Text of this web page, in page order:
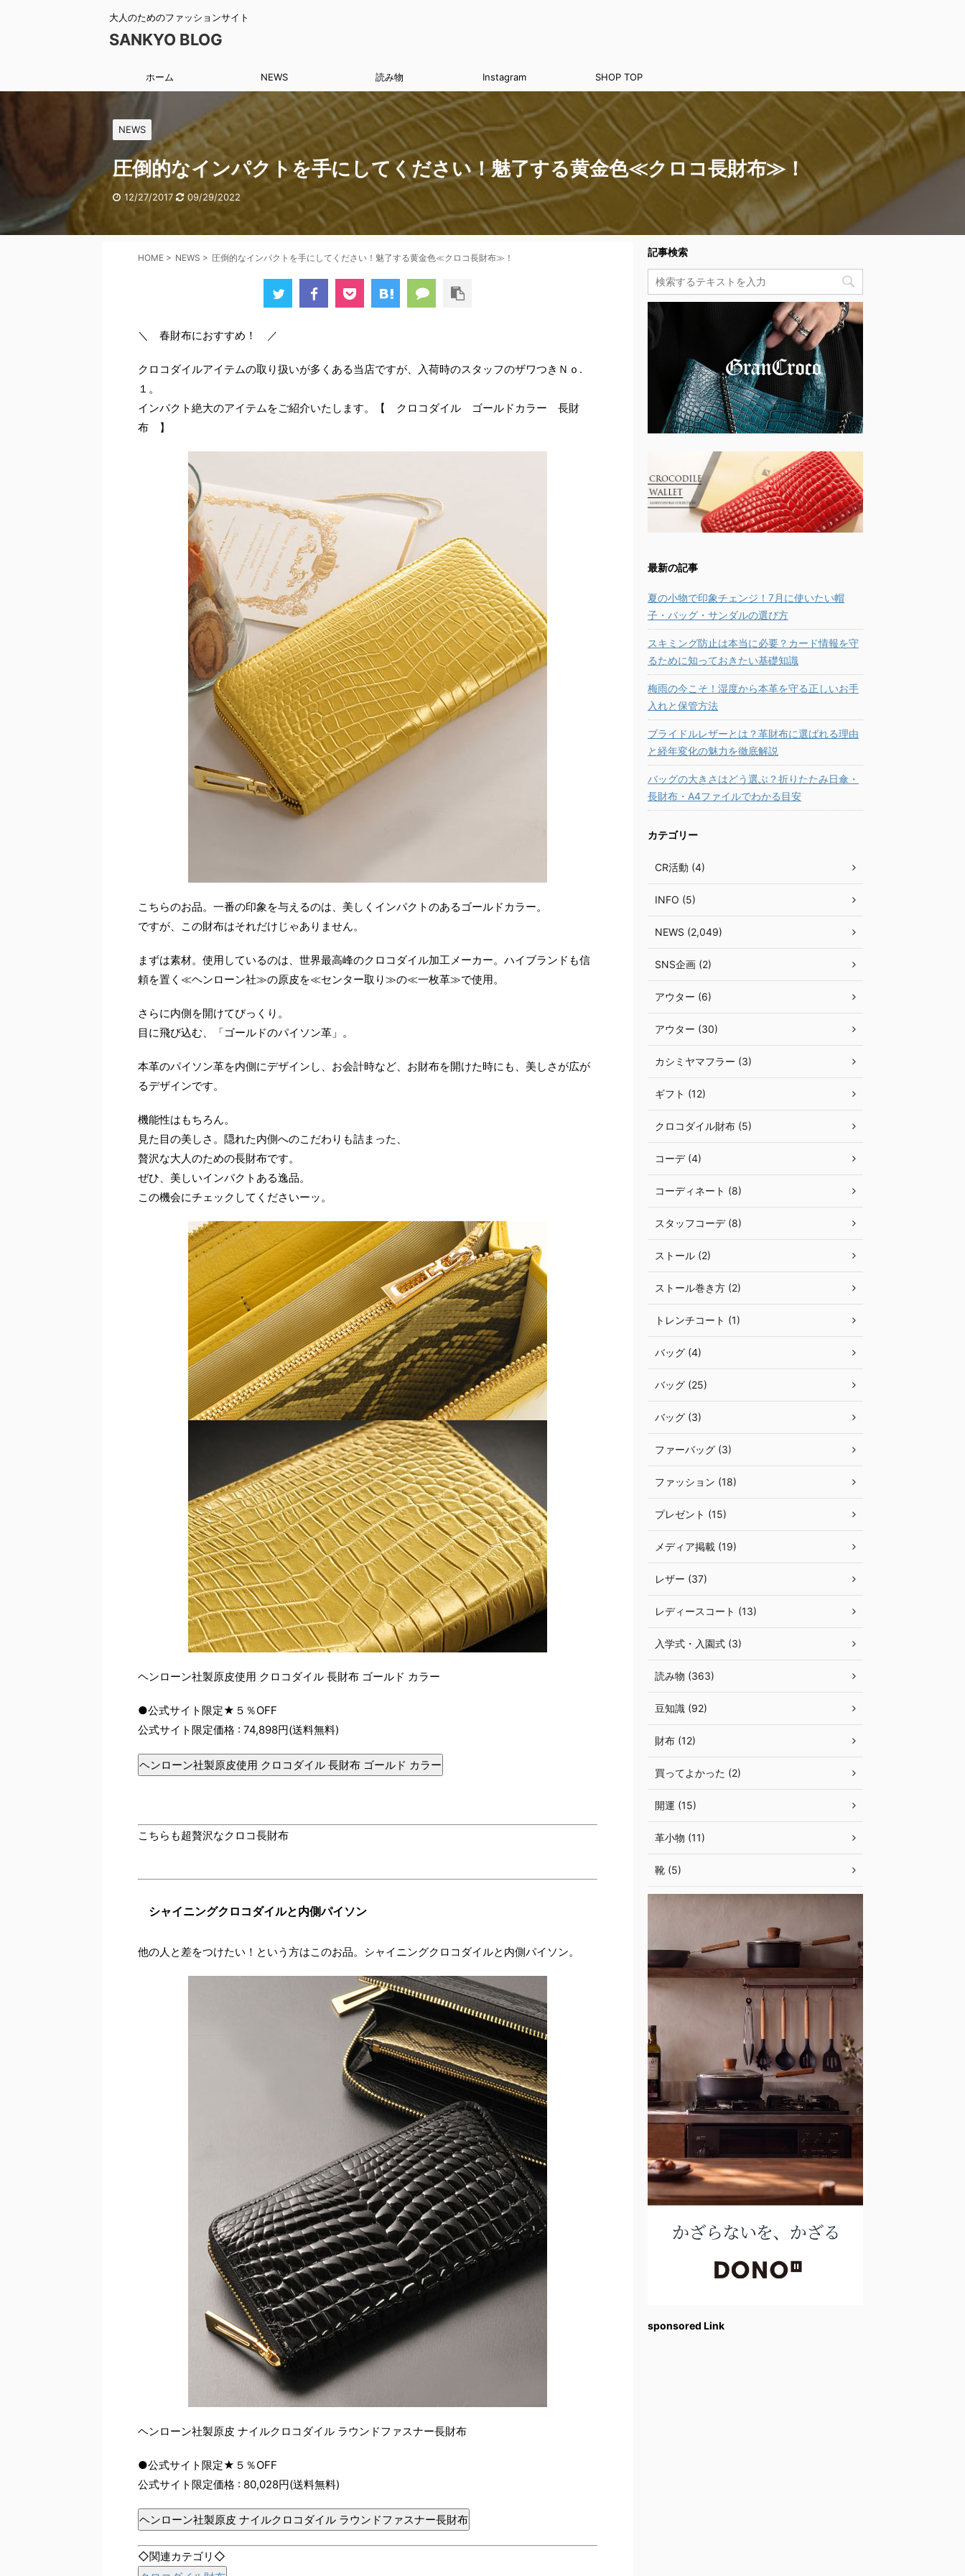
大人のためのファッションサイト
SANKYO BLOG
ホーム NEWS 読み物 Instagram SHOP TOP
NEWS
圧倒的なインパクトを手にしてください！魅了する黄金色≪クロコ長財布≫！
12/27/2017 09/29/2022
HOME > NEWS > 圧倒的なインパクトを手にしてください！魅了する黄金色≪クロコ長財布≫！
＼ 春財布におすすめ！ ／
クロコダイルアイテムの取り扱いが多くある当店ですが、入荷時のスタッフのザワつきＮｏ.
１。
インパクト絶大のアイテムをご紹介いたします。【 クロコダイル ゴールドカラー 長財
布 】
こちらのお品。一番の印象を与えるのは、美しくインパクトのあるゴールドカラー。
ですが、この財布はそれだけじゃありません。
まずは素材。使用しているのは、世界最高峰のクロコダイル加工メーカー。ハイブランドも信
頼を置く≪ヘンローン社≫の原皮を≪センター取り≫の≪一枚革≫で使用。
さらに内側を開けてびっくり。
目に飛び込む、「ゴールドのパイソン革」。
本革のパイソン革を内側にデザインし、お会計時など、お財布を開けた時にも、美しさが広が
るデザインです。
機能性はもちろん。
見た目の美しさ。隠れた内側へのこだわりも詰まった、
贅沢な大人のための長財布です。
ぜひ、美しいインパクトある逸品。
この機会にチェックしてくださいーッ。
ヘンローン社製原皮使用 クロコダイル 長財布 ゴールド カラー
●公式サイト限定★５％OFF
公式サイト限定価格 : 74,898円(送料無料)
ヘンローン社製原皮使用 クロコダイル 長財布 ゴールド カラー
こちらも超贅沢なクロコ長財布
シャイニングクロコダイルと内側パイソン
他の人と差をつけたい！という方はこのお品。シャイニングクロコダイルと内側パイソン。
ヘンローン社製原皮 ナイルクロコダイル ラウンドファスナー長財布
●公式サイト限定★５％OFF
公式サイト限定価格 : 80,028円(送料無料)
ヘンローン社製原皮 ナイルクロコダイル ラウンドファスナー長財布
◇関連カテゴリ◇
記事検索
最新の記事
夏の小物で印象チェンジ！7月に使いたい帽
子・バッグ・サンダルの選び方
スキミング防止は本当に必要？カード情報を守
るために知っておきたい基礎知識
梅雨の今こそ！湿度から本革を守る正しいお手
入れと保管方法
ブライドルレザーとは？革財布に選ばれる理由
と経年変化の魅力を徹底解説
バッグの大きさはどう選ぶ？折りたたみ日傘・
長財布・A4ファイルでわかる目安
カテゴリー
CR活動 (4)
INFO (5)
NEWS (2,049)
SNS企画 (2)
アウター (6)
アウター (30)
カシミヤマフラー (3)
ギフト (12)
クロコダイル財布 (5)
コーデ (4)
コーディネート (8)
スタッフコーデ (8)
ストール (2)
ストール巻き方 (2)
トレンチコート (1)
バッグ (4)
バッグ (25)
バッグ (3)
ファーバッグ (3)
ファッション (18)
プレゼント (15)
メディア掲載 (19)
レザー (37)
レディースコート (13)
入学式・入園式 (3)
読み物 (363)
豆知識 (92)
財布 (12)
買ってよかった (2)
開運 (15)
革小物 (11)
靴 (5)
sponsored Link